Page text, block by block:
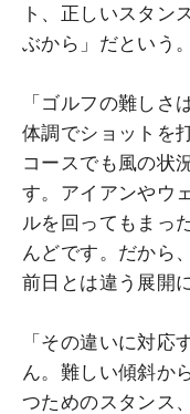
ト、正しいスタン
ぶから」だという。
「ゴルフの難しさ
体調でショットを
コースでも風の状
す。アイアンやウ
ルを回ってもまっ
んどです。だから
前日とは違う展開
「その違いに対
ん。難しい傾斜か
つためのスタンス